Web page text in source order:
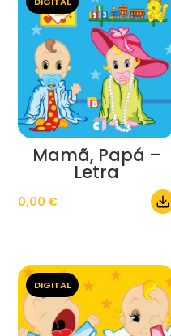
Mamã, Papá –
Letra
0,00 €
DIGITAL